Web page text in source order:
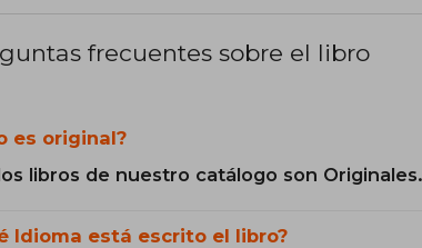
frecuentes sobre el libro
es original?
libros de nuestro catálogo son Originales.
Idioma está escrito el libro?